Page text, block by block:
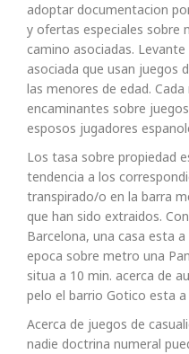
adoptar documentacion
y ofertas especiales sobre
camino asociadas.
asociada que usan juegos
las menores de edad.
encaminantes sobre
esposos jugadores
Los tasa sobre propiedad
tendencia a los
transpirado/o en la barra
que han sido extraidos.
Barcelona, una casa esta
epoca sobre metro una
situa a 10 min. acerca de
pelo el barrio Gotico esta
Acerca de juegos de
nadie doctrina numeral